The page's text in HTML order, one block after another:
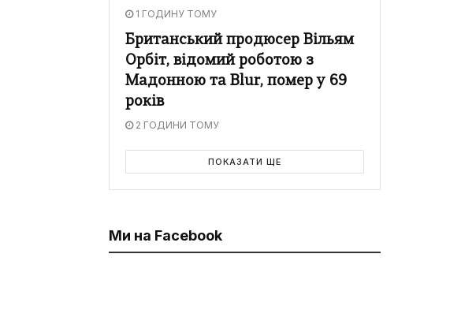
1 ГОДИНУ ТОМУ
Британський продюсер Вільям
Орбіт, відомий роботою з
Мадонною та Blur, помер у 69
років
2 ГОДИНИ ТОМУ
ПОКАЗАТИ ЩЕ
Ми на Facebook